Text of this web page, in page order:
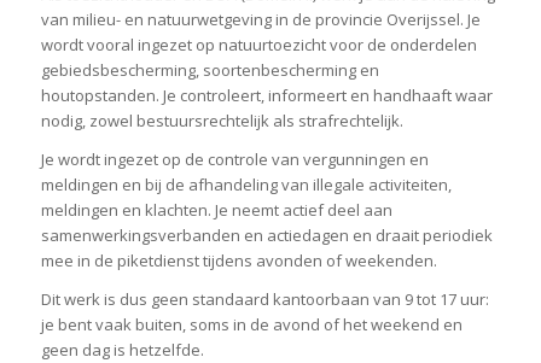
van milieu- en natuurwetgeving in de provincie Overijssel. Je
wordt vooral ingezet op natuurtoezicht voor de onderdelen
gebiedsbescherming, soortenbescherming en
houtopstanden. Je controleert, informeert en handhaaft waar
nodig, zowel bestuursrechtelijk als strafrechtelijk.
Je wordt ingezet op de controle van vergunningen en
meldingen en bij de afhandeling van illegale activiteiten,
meldingen en klachten. Je neemt actief deel aan
samenwerkingsverbanden en actiedagen en draait periodiek
mee in de piketdienst tijdens avonden of weekenden.
Dit werk is dus geen standaard kantoorbaan van 9 tot 17 uur:
je bent vaak buiten, soms in de avond of het weekend en
geen dag is hetzelfde.